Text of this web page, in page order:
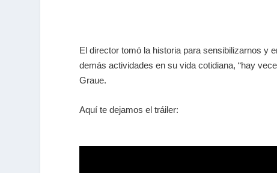
El director tomó la historia para sensibilizarnos y
demás actividades en su vida cotidiana, “hay
Graue.
Aquí te dejamos el tráiler: